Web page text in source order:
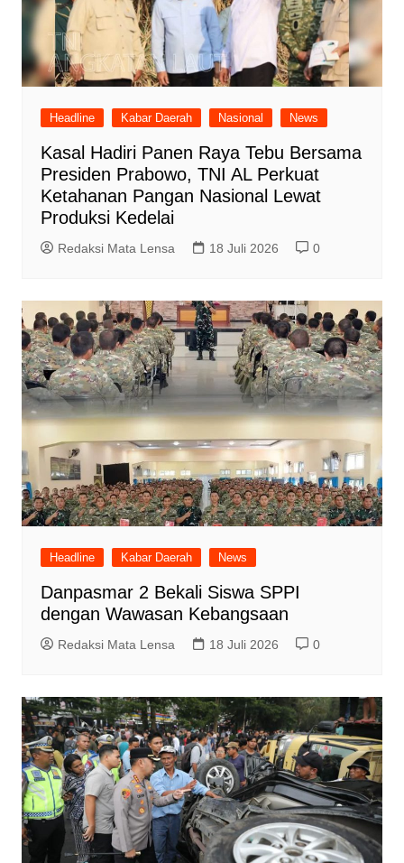
Headline Kabar Daerah Nasional News
Kasal Hadiri Panen Raya Tebu Bersama
Presiden Prabowo, TNI AL Perkuat
Ketahanan Pangan Nasional Lewat
Produksi Kedelai
Redaksi Mata Lensa 18 Juli 2026 0
Headline Kabar Daerah News
Danpasmar 2 Bekali Siswa SPPI
dengan Wawasan Kebangsaan
Redaksi Mata Lensa 18 Juli 2026 0